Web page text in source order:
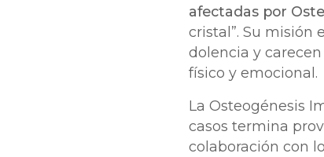
afectadas por
cristal”. Su misión
dolencia y
físico y emocional.
La Osteogénesis
casos termina
colaboración con